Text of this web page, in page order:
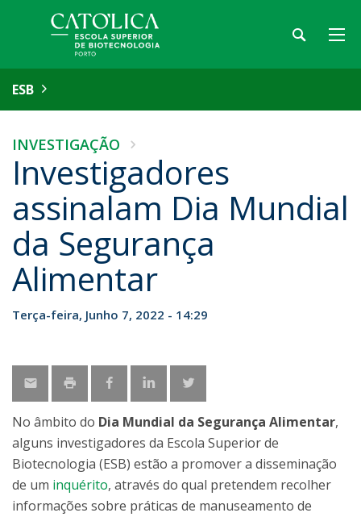
ESB
INVESTIGAÇÃO
Investigadores
assinalam Dia Mundial
da Segurança
Alimentar
Terça-feira, Junho 7, 2022 - 14:29
No âmbito do Dia Mundial da Segurança Alimentar,
alguns investigadores da Escola Superior de
Biotecnologia (ESB) estão a promover a disseminação
de um inquérito, através do qual pretendem recolher
informações sobre práticas de manuseamento de